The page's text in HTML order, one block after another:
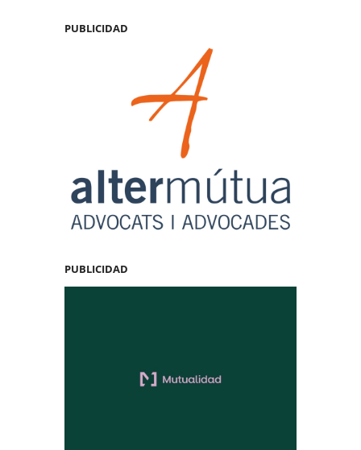
PUBLICIDAD
PUBLICIDAD